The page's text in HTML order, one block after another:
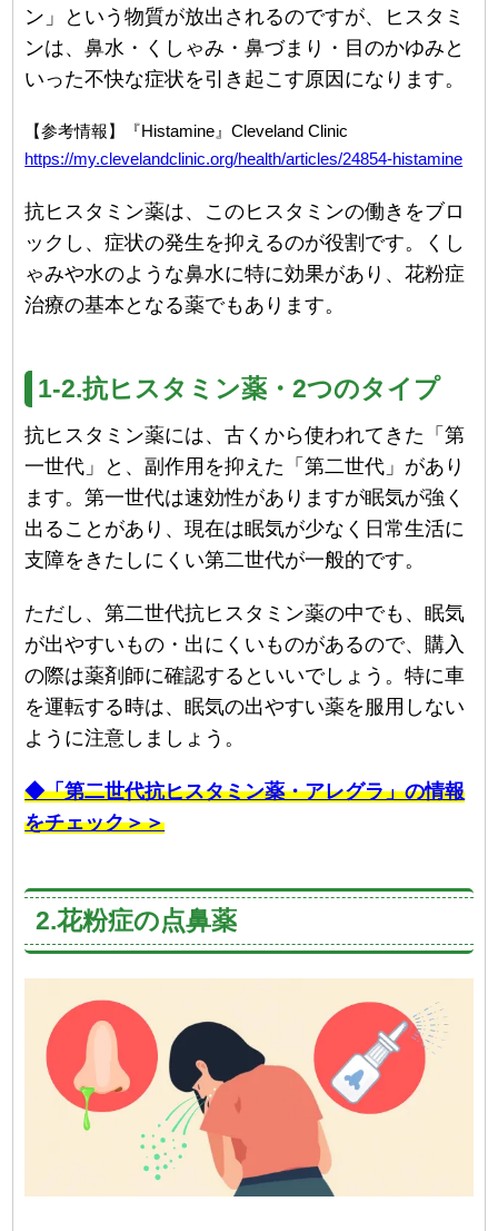
ン」という物質が放出されるのですが、ヒスタミ
ンは、鼻水・くしゃみ・鼻づまり・目のかゆみと
いった不快な症状を引き起こす原因になります。
【参考情報】『Histamine』Cleveland Clinic
https://my.clevelandclinic.org/health/articles/24854-histamine
抗ヒスタミン薬は、このヒスタミンの働きをブロ
ックし、症状の発生を抑えるのが役割です。くし
ゃみや水のような鼻水に特に効果があり、花粉症
治療の基本となる薬でもあります。
1-2.抗ヒスタミン薬・2つのタイプ
抗ヒスタミン薬には、古くから使われてきた「第
一世代」と、副作用を抑えた「第二世代」があり
ます。第一世代は速効性がありますが眠気が強く
出ることがあり、現在は眠気が少なく日常生活に
支障をきたしにくい第二世代が一般的です。
ただし、第二世代抗ヒスタミン薬の中でも、眠気
が出やすいもの・出にくいものがあるので、購入
の際は薬剤師に確認するといいでしょう。特に車
を運転する時は、眠気の出やすい薬を服用しない
ように注意しましょう。
◆「第二世代抗ヒスタミン薬・アレグラ」の情報
をチェック＞＞
2.花粉症の点鼻薬